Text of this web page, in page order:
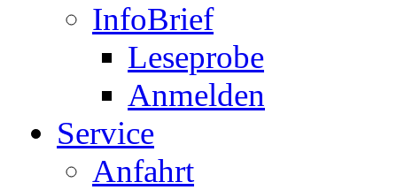
InfoBrief
Leseprobe
Anmelden
Service
Anfahrt